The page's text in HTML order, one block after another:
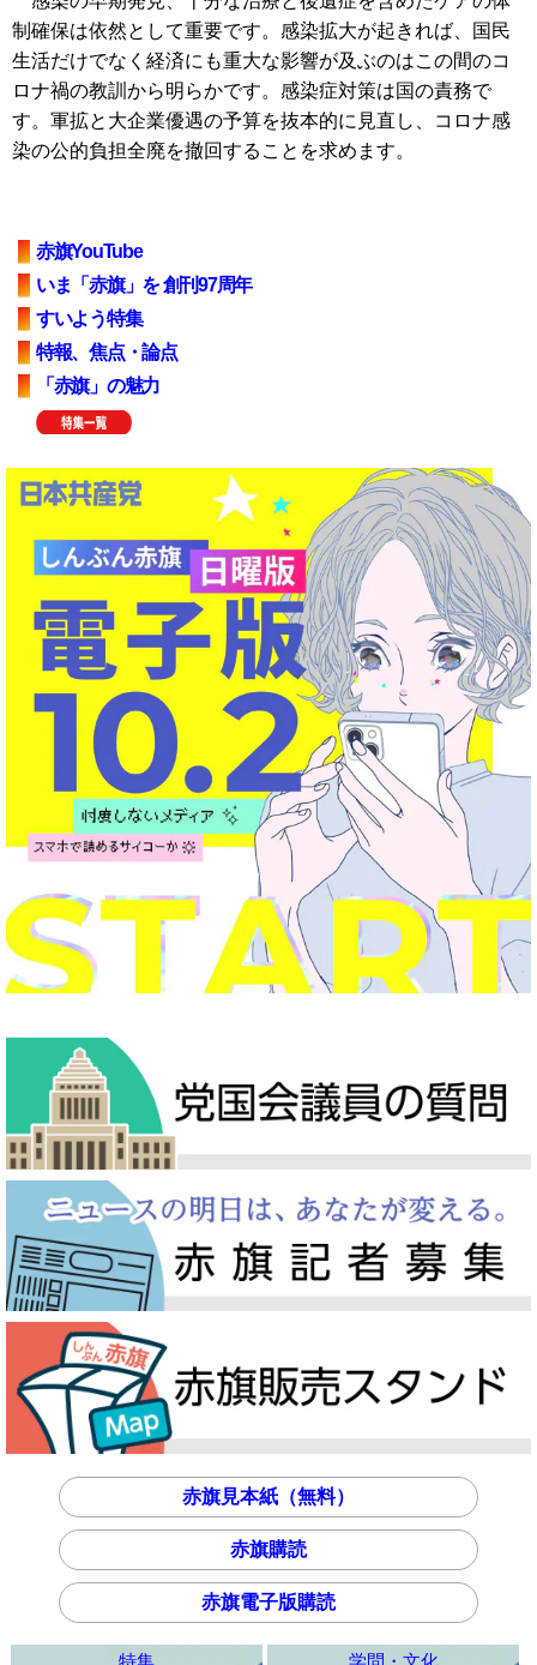
制確保は依然として重要です。感染拡大が起きれば、国民
生活だけでなく経済にも重大な影響が及ぶのはこの間のコ
ロナ禍の教訓から明らかです。感染症対策は国の責務で
す。軍拡と大企業優遇の予算を抜本的に見直し、コロナ感
染の公的負担全廃を撤回することを求めます。
赤旗YouTube
いま「赤旗」を 創刊97周年
すいよう特集
特報、焦点・論点
「赤旗」の魅力
赤旗見本紙（無料）
赤旗購読
赤旗電子版購読
特集
学問・文化